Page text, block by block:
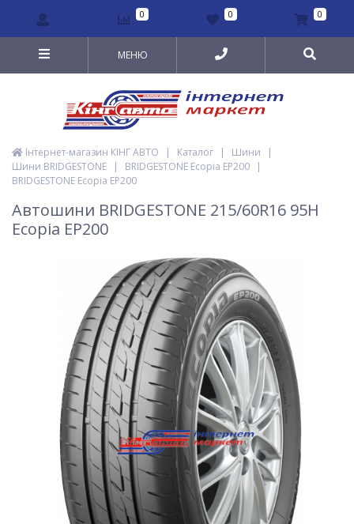
0 0 0
МЕНЮ
Інтернет-магазин КІНГ АВТО | Каталог | Шини
|
Шини BRIDGESTONE
| BRIDGESTONE Ecopia EP200
|
BRIDGESTONE Ecopia EP200
Автошини BRIDGESTONE 215/60R16 95H
Ecopia EP200